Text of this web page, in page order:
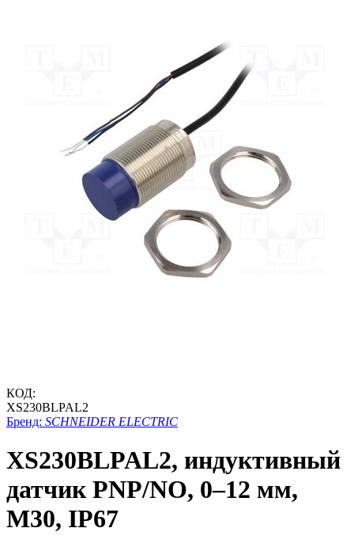
КОД:
XS230BLPAL2
Бренд: SCHNEIDER ELECTRIC
XS230BLPAL2, индуктивный
датчик PNP/NO, 0–12 мм,
М30, IP67